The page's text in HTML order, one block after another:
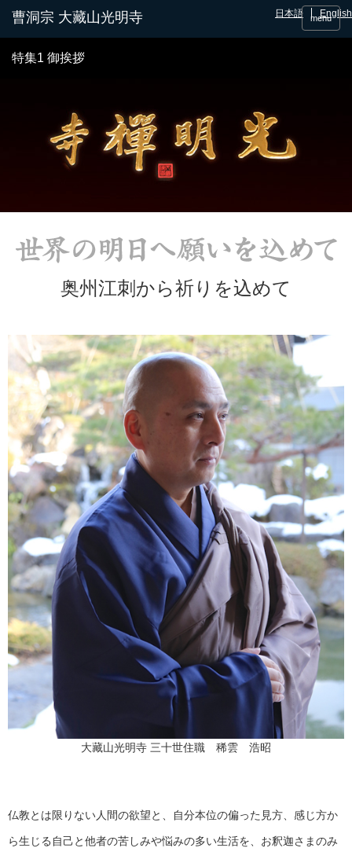
日本語 English
menu
特集1 御挨拶
奥州江刺から祈りを込めて
大藏山光明寺 三十世住職 稀雲 浩昭
仏教とは限りない人間の欲望と、自分本位の偏った見方、感じ方か
ら生じる自己と他者の苦しみや悩みの多い生活を、お釈迦さまのみ